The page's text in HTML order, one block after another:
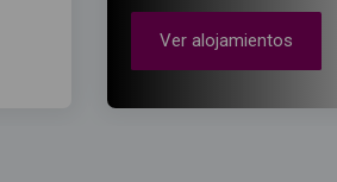
Ver alojamientos